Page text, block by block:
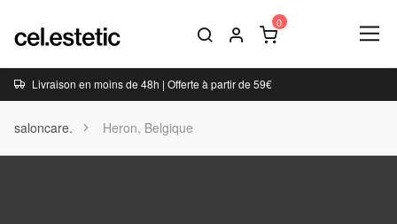
Livraison en moins de 48h | Offerte à partir de 59€
saloncare. Heron, Belgique